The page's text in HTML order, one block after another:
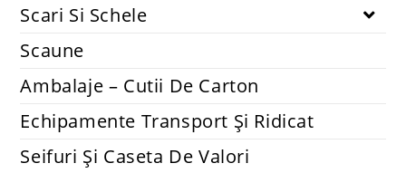
Scari Si Schele
Scaune
Ambalaje – Cutii De Carton
Echipamente Transport Și Ridicat
Seifuri Și Caseta De Valori